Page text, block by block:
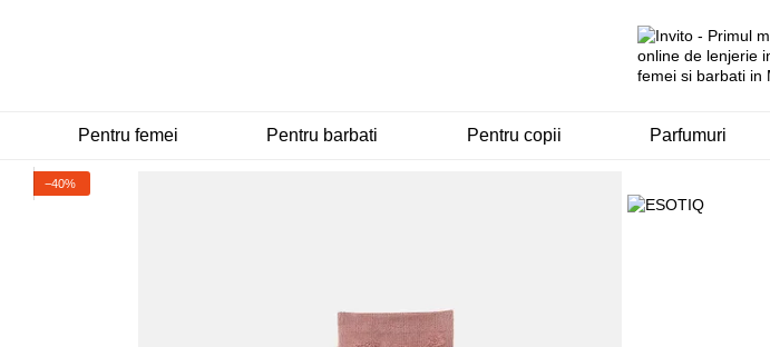
Pentru femei Pentru barbati Pentru copii Parfumuri
−40%